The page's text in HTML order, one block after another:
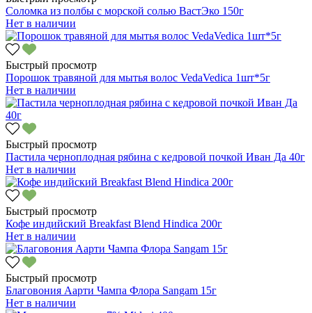
Соломка из полбы с морской солью ВастЭко 150г
Нет в наличии
Быстрый просмотр
Порошок травяной для мытья волос VedaVedica 1шт*5г
Нет в наличии
Быстрый просмотр
Пастила черноплодная рябина с кедровой почкой Иван Да 40г
Нет в наличии
Быстрый просмотр
Кофе индийский Breakfast Blend Hindica 200г
Нет в наличии
Быстрый просмотр
Благовония Аарти Чампа Флора Sangam 15г
Нет в наличии